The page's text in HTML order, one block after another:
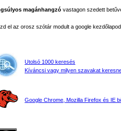
magánhangzó vastagon szedett
el az orosz szótár modult a google
Utolsó 1000 keresés
Kíváncsi vagy milyen szavakat
Google Chrome, Mozilla Firefox és IE